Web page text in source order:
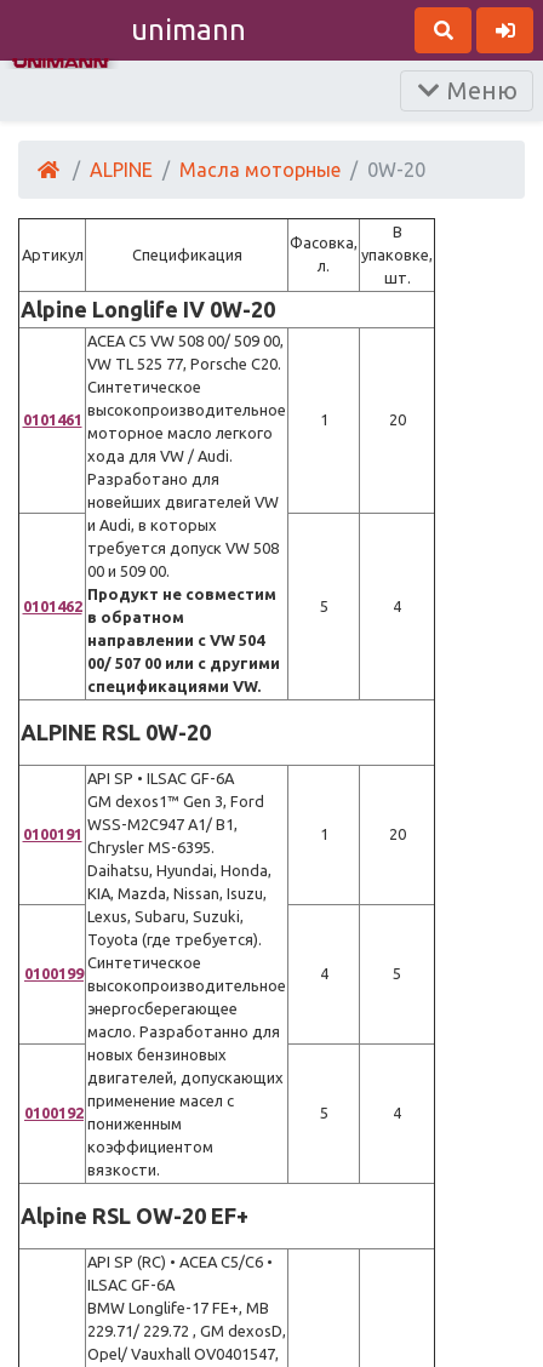
unimann
Меню
ALPINE Масла моторные 0W-20
Артикул Спецификация
Фасовка,
л.
В
упаковке,
шт.
Alpine Longlife IV 0W-20
0101461
ACEA C5 VW 508 00/ 509 00,
VW TL 525 77, Porsche C20.
Синтетическое
высокопроизводительное
моторное масло легкого
хода для VW / Audi.
Разработано для
новейших двигателей VW
и Audi, в которых
требуется допуск VW 508
00 и 509 00.
Продукт не совместим
в обратном
направлении с VW 504
00/ 507 00 или с другими
спецификациями VW.
1 20
0101462 5 4
ALPINE RSL 0W-20
0100191
API SP • ILSAC GF-6A
GM dexos1™ Gen 3, Ford
WSS-M2C947 A1/ B1,
Chrysler MS-6395.
Daihatsu, Hyundai, Honda,
KIA, Mazda, Nissan, Isuzu,
Lexus, Subaru, Suzuki,
Toyota (где требуется).
Синтетическое
высокопроизводительное
энергосберегающее
масло. Разработанно для
новых бензиновых
двигателей, допускающих
применение масел с
пониженным
коэффициентом
вязкости.
1 20
0100199 4 5
0100192 5 4
Alpine RSL OW-20 EF+
API SP (RC) • ACEA C5/C6 •
ILSAC GF-6A
BMW Longlife-17 FE+, MB
229.71/ 229.72 , GM dexosD,
Opel/ Vauxhall OV0401547,